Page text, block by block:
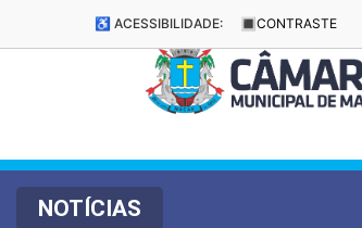
♿ ACESSIBILIDADE: 🔳 CONTRASTE
NOTÍCIAS